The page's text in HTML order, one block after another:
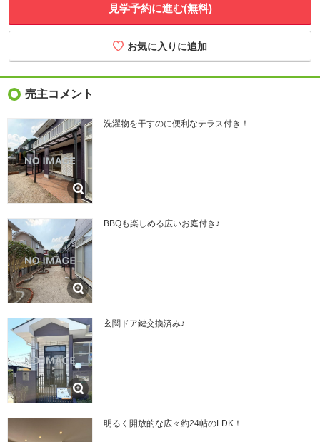
見学予約に進む(無料)
売主コメント
洗濯物を干すのに便利なテラス付き！
BBQも楽しめる広いお庭付き♪
玄関ドア鍵交換済み♪
明るく開放的な広々約24帖のLDK！